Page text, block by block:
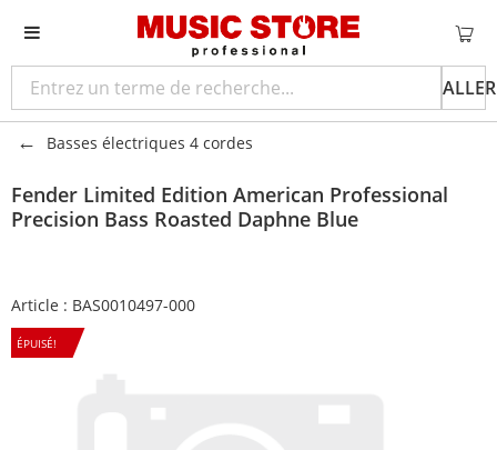
Basses électriques 4 cordes
Fender Limited Edition American Professional
Precision Bass Roasted Daphne Blue
Article : BAS0010497-000
ÉPUISÉ!